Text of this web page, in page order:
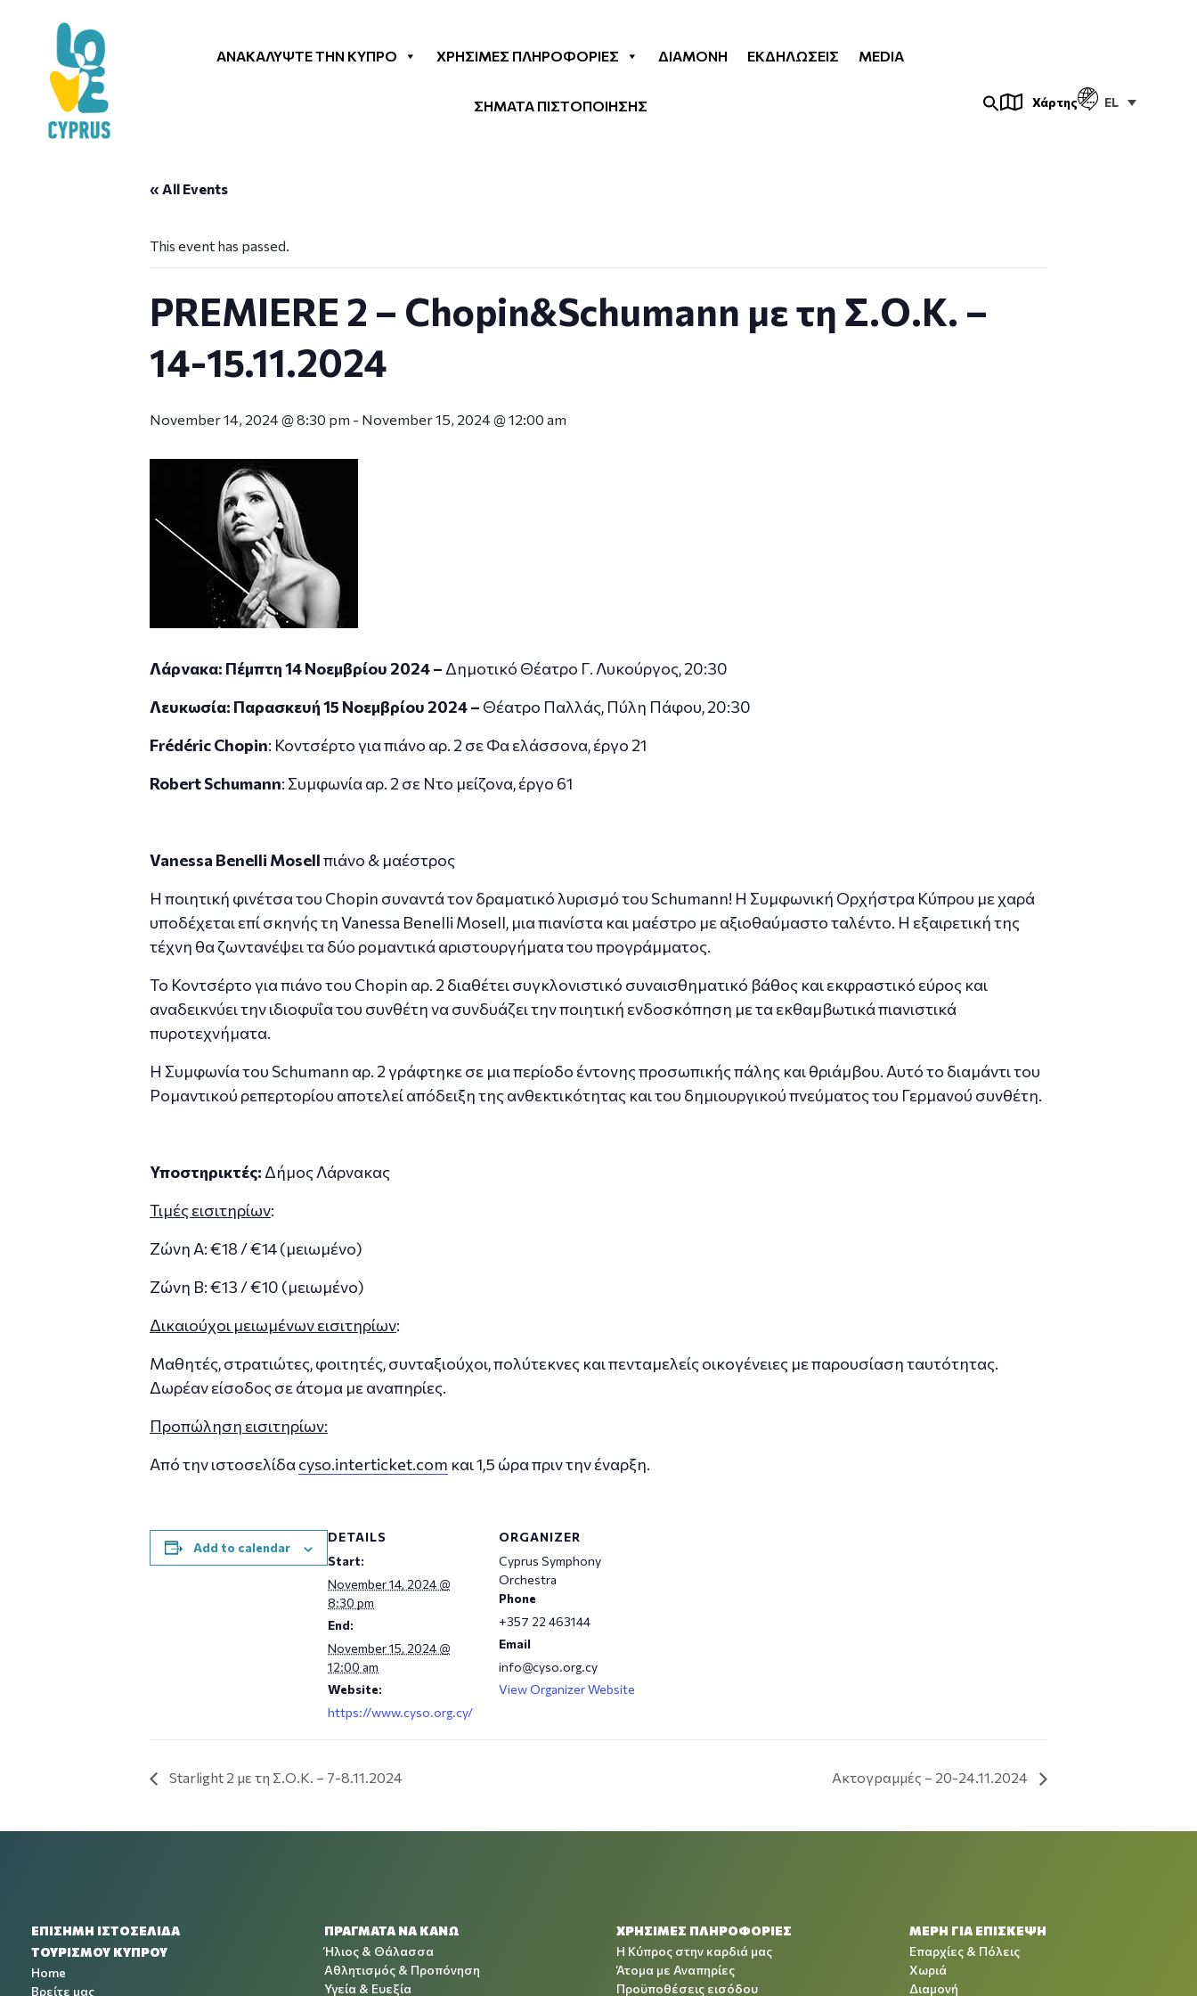
ΑΝΑΚΑΛΎΨΤΕ ΤΗΝ ΚΎΠΡΟ ΧΡΉΣΙΜΕΣ ΠΛΗΡΟΦΟΡΊΕΣ ΔΙΑΜΟΝΉ ΕΚΔΗΛΏΣΕΙΣ MEDIA
ΣΗΜΑΤΑ ΠΙΣΤΟΠΟΙΗΣΗΣ Χάρτης EL
« All Events
This event has passed.
PREMIERE 2 – Chopin&Schumann με τη Σ.Ο.Κ. –
14-15.11.2024
November 14, 2024 @ 8:30 pm - November 15, 2024 @ 12:00 am
Λάρνακα: Πέμπτη 14 Νοεμβρίου 2024 – Δημοτικό Θέατρο Γ. Λυκούργος, 20:30
Λευκωσία: Παρασκευή 15 Νοεμβρίου 2024 – Θέατρο Παλλάς, Πύλη Πάφου, 20:30
FrédéricChopin: Κοντσέρτο για πιάνο αρ. 2 σε Φα ελάσσονα, έργο 21
RobertSchumann: Συμφωνία αρ. 2 σε Ντο μείζονα, έργο 61
Vanessa Benelli Mosellπιάνο & μαέστρος
H ποιητική φινέτσα του Chopin συναντά τον δραματικό λυρισμό του Schumann! Η Συμφωνική Ορχήστρα Κύπρου με χαρά
υποδέχεται επί σκηνής τη Vanessa Benelli Mosell, μια πιανίστα και μαέστρο με αξιοθαύμαστο ταλέντο. Η εξαιρετική της
τέχνη θα ζωντανέψει τα δύο ρομαντικά αριστουργήματα του προγράμματος.
Το Κοντσέρτο για πιάνο του Chopin αρ. 2 διαθέτει συγκλονιστικό συναισθηματικό βάθος και εκφραστικό εύρος και
αναδεικνύει την ιδιοφυΐα του συνθέτη να συνδυάζει την ποιητική ενδοσκόπηση με τα εκθαμβωτικά πιανιστικά
πυροτεχνήματα.
Η Συμφωνία του Schumann αρ. 2 γράφτηκε σε μια περίοδο έντονης προσωπικής πάλης και θριάμβου. Αυτό το διαμάντι του
Ρομαντικού ρεπερτορίου αποτελεί απόδειξη της ανθεκτικότητας και του δημιουργικού πνεύματος του Γερμανού συνθέτη.
Υποστηρικτές: Δήμος Λάρνακας
Τιμές εισιτηρίων:
Ζώνη Α: €18 / €14 (μειωμένο)
Ζώνη Β: €13 / €10 (μειωμένο)
Δικαιούχοι μειωμένων εισιτηρίων:
Μαθητές, στρατιώτες, φοιτητές, συνταξιούχοι, πολύτεκνες και πενταμελείς οικογένειες με παρουσίαση ταυτότητας.
Δωρέαν είσοδος σε άτομα με αναπηρίες.
Προπώληση εισιτηρίων:
Aπό την ιστοσελίδα cyso.interticket.com και 1,5 ώρα πριν την έναρξη.
Add to calendar
DETAILS
Start:
November 14, 2024 @
8:30 pm
End:
November 15, 2024 @
12:00 am
Website:
https://www.cyso.org.cy/
ORGANIZER
Cyprus Symphony
Orchestra
Phone
+357 22 463144
Email
info@cyso.org.cy
View Organizer Website
Starlight 2 με τη Σ.Ο.Κ. – 7-8.11.2024 Ακτογραμμές – 20-24.11.2024
ΕΠΙΣΗΜΗ ΙΣΤΟΣΕΛΙΔΑ
ΤΟΥΡΙΣΜΟΥ ΚΥΠΡΟΥ
Home
Βρείτε μας
ΠΡΑΓΜΑΤΑ ΝΑ ΚΑΝΩ
Ήλιος & Θάλασσα
Αθλητισμός & Προπόνηση
Υγεία & Ευεξία
ΧΡΉΣΙΜΕΣ ΠΛΗΡΟΦΟΡΊΕΣ
Η Κύπρος στην καρδιά μας
Άτομα με Αναπηρίες
Προϋποθέσεις εισόδου
ΜΕΡΗ ΓΙΑ ΕΠΙΣΚΕΨΗ
Επαρχίες & Πόλεις
Χωριά
Διαμονή